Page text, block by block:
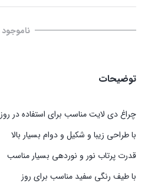
ناموجود
توضیحات
چراغ دی لایت مناسب برای استفاده در روز
با طراحی زیبا و شکیل و دوام بسیار بالا
قدرت پرتاب نور و نوردهی بسیار مناسب
با طیف رنگی سفید مناسب برای روز